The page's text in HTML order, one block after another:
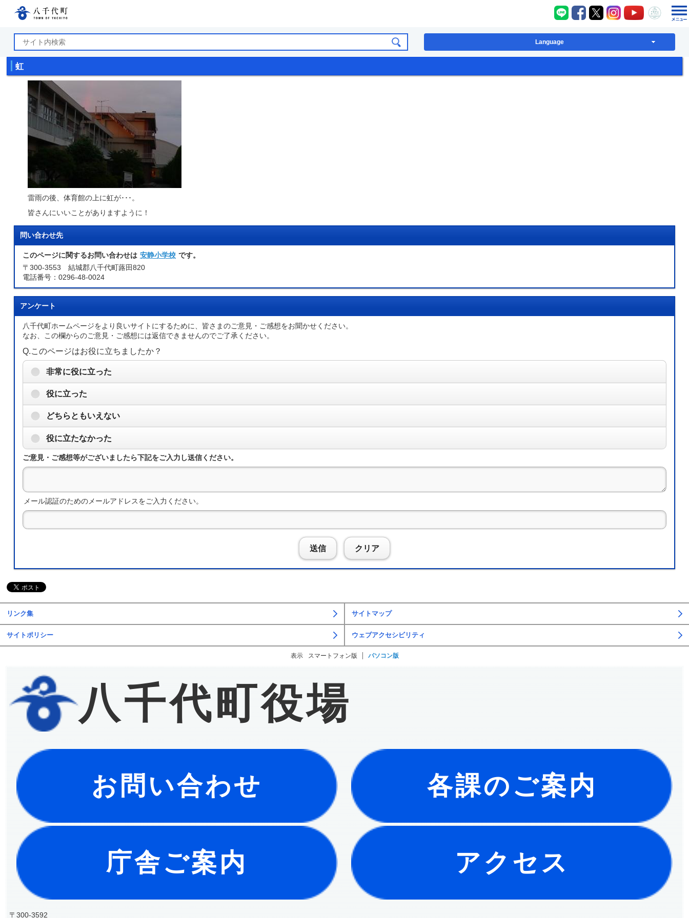
八千代町LINE
八千代町Facebook
八千代町X八千代町Instagram
八千代町八千代
Language
虹
雷雨の後、体育館の上に虹が･･･。
皆さんにいいことがありますように！
問い合わせ先
このページに関するお問い合わせは 安静小学校 です。
〒300-3553 結城郡八千代町蕗田820
電話番号：0296-48-0024
アンケート
八千代町ホームページをより良いサイトにするために、皆さまのご意見・ご感想をお聞かせください。
なお、この欄からのご意見・ご感想には返信できませんのでご了承ください。
Q.このページはお役に立ちましたか？
非常に役に立った
役に立った
どちらともいえない
役に立たなかった
ご意見・ご感想等がございましたら下記をご入力し送信ください。
メール認証のためのメールアドレスをご入力ください。
送信 クリア
リンク集 サイトマップ
サイトポリシー ウェブアクセシビリティ
表示 スマートフォン版 パソコン版
八千代町役場
お問い合わせ 各課のご案内
庁舎ご案内 アクセス
〒300-3592